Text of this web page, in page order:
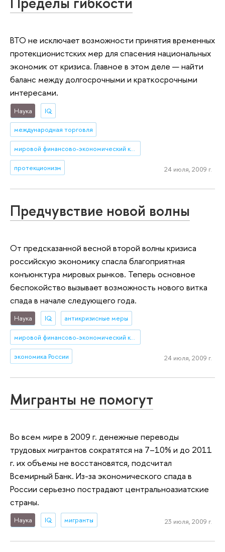
ВТО не исключает возможности принятия временных
протекционистских мер для спасения национальных
экономик от кризиса. Главное в этом деле — найти
баланс между долгосрочными и краткосрочными
интересами.
Наука IQ
международная торговля
мировой финансово-экономический кризис
протекционизм 24 июля, 2009 г.
Предчувствие новой волны
От предсказанной весной второй волны кризиса
российскую экономику спасла благоприятная
конъюнктура мировых рынков. Теперь основное
беспокойство вызывает возможность нового витка
спада в начале следующего года.
Наука IQ антикризисные меры
мировой финансово-экономический кризис
экономика России 24 июля, 2009 г.
Мигранты не помогут
Во всем мире в 2009 г. денежные переводы
трудовых мигрантов сократятся на 7–10% и до 2011
г. их объемы не восстановятся, подсчитал
Всемирный Банк. Из-за экономического спада в
России серьезно пострадают центральноазиатские
страны.
Наука IQ мигранты 23 июля, 2009 г.